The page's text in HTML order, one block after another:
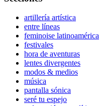
artillería artística
entre líneas
feminoise latinoamérica
festivales
hora de aventuras
lentes divergentes
modos & medios
música
pantalla sónica
seré tu espejo